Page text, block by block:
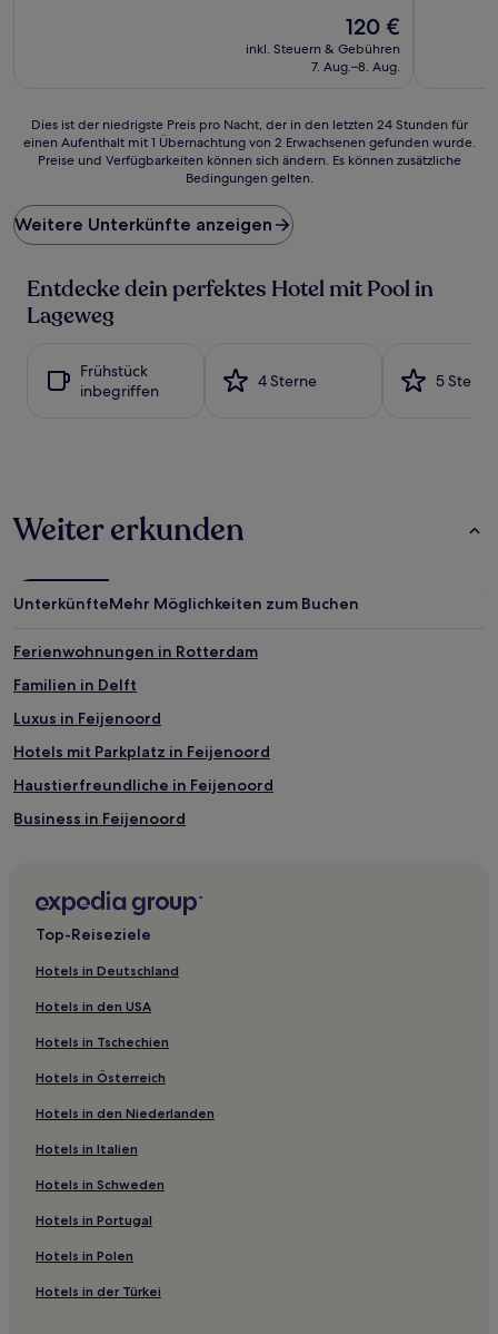
Der
Preis
beträgt
120 €
inkl. Steuern & Gebühren
7. Aug.–8. Aug.
Dies
ist
Preis
pro
Nacht,
den
letzten
einen
wurde.
Preise
Verfügbarkeiten
können
ändern.
Es
können
Bedingungen
gelten.
Dies ist der niedrigste Preis pro Nacht, der in den letzten 24 Stunden für
einen Aufenthalt mit 1 Übernachtung von 2 Erwachsenen gefunden wurde.
Preise und Verfügbarkeiten können sich ändern. Es können zusätzliche
Bedingungen gelten.
Weitere Unterkünfte anzeigen
Entdecke dein perfektes Hotel mit Pool in
Lageweg
Frühstück
inbegriffen
4 Sterne 5 Sterne
Weiter erkunden
UnterkünfteMehr Möglichkeiten zum Buchen
Ferienwohnungen in Rotterdam
Familien in Delft
Luxus in Feijenoord
Hotels mit Parkplatz in Feijenoord
Haustierfreundliche in Feijenoord
Business in Feijenoord
Hotels mit Parkplatz in Centrum
Hotels mit Küchenzeile in Centrum
Günstige in Centrum
Familien in Centrum
Familien in Rotterdam
Haustierfreundliche in Rotterdam
Bloemhof: Hotels
Hotels nahe Naturhistorisches Museum
Hotels nahe Willemsbrücke
Stolwijkersluis: Hotels
Top-Reiseziele
Hotels in Deutschland
Hotels in den USA
Hotels in Tschechien
Hotels in Österreich
Hotels in den Niederlanden
Hotels in Italien
Hotels in Schweden
Hotels in Portugal
Hotels in Polen
Hotels in der Türkei